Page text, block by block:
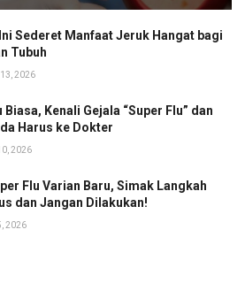
Sederet Manfaat Jeruk Hangat bagi
Tubuh
13, 2026
Biasa, Kenali Gejala “Super Flu” dan
Harus ke Dokter
2026
Flu Varian Baru, Simak Langkah
dan Jangan Dilakukan!
2026